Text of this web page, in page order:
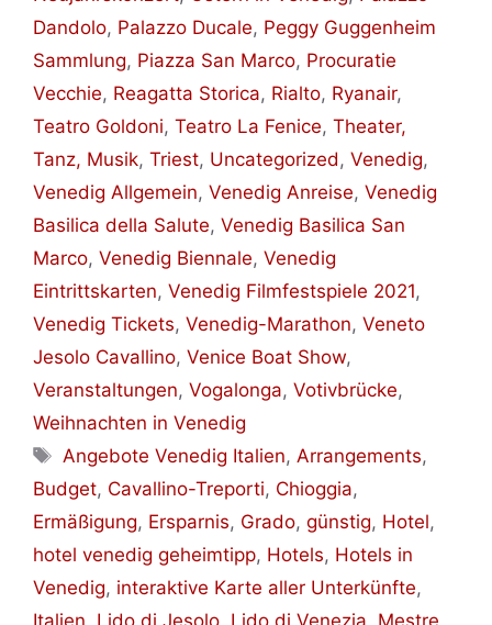
Dandolo, Palazzo Ducale, Peggy Guggenheim
Sammlung, Piazza San Marco, Procuratie
Vecchie, Reagatta Storica, Rialto, Ryanair,
Teatro Goldoni, Teatro La Fenice, Theater,
Tanz, Musik, Triest, Uncategorized , Venedig,
Venedig Allgemein, Venedig Anreise, Venedig
Basilica della Salute, Venedig Basilica San
Marco, Venedig Biennale, Venedig
Eintrittskarten, Venedig Filmfestspiele 2021,
Venedig Tickets, Venedig-Marathon, Veneto
Jesolo Cavallino, Venice Boat Show,
Veranstaltungen, Vogalonga, Votivbrücke,
Weihnachten in Venedig
Schlagwörter
Angebote Venedig Italien, Arrangements,
Budget, Cavallino-Treporti, Chioggia,
Ermäßigung, Ersparnis, Grado, günstig, Hotel,
hotel venedig geheimtipp, Hotels, Hotels in
Venedig, interaktive Karte aller Unterkünfte,
Italien Lido di Jesolo Lido di Venezia Mestre